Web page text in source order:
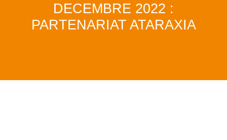
DECEMBRE 2022 :
PARTENARIAT ATARAXIA